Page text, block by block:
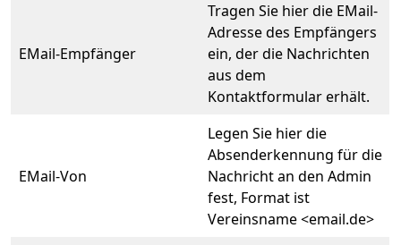
EMail-Empfänger
Tragen Sie hier die EMail-
Adresse des Empfängers
ein, der die Nachrichten
aus dem
Kontaktformular erhält.
EMail-Von
Legen Sie hier die
Absenderkennung für die
Nachricht an den Admin
fest, Format ist
Vereinsname <email.de>